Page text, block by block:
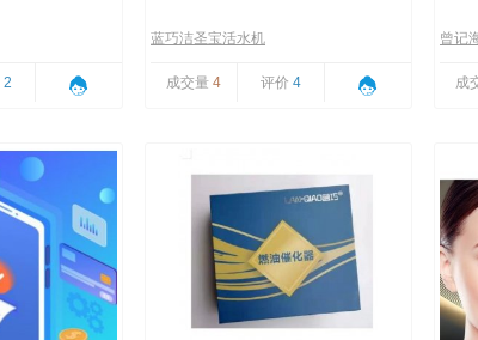
2
蓝巧洁圣宝活水机
成交量 4 评价 4
曾记
成